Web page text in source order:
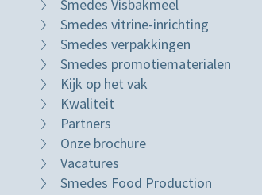
Smedes Visbakmeel
Smedes vitrine-inrichting
Smedes verpakkingen
Smedes promotiematerialen
Kijk op het vak
Kwaliteit
Partners
Onze brochure
Vacatures
Smedes Food Production